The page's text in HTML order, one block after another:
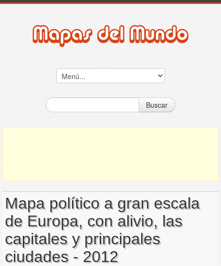
Buscar
Mapa político a gran escala
de Europa, con alivio, las
capitales y principales
ciudades - 2012